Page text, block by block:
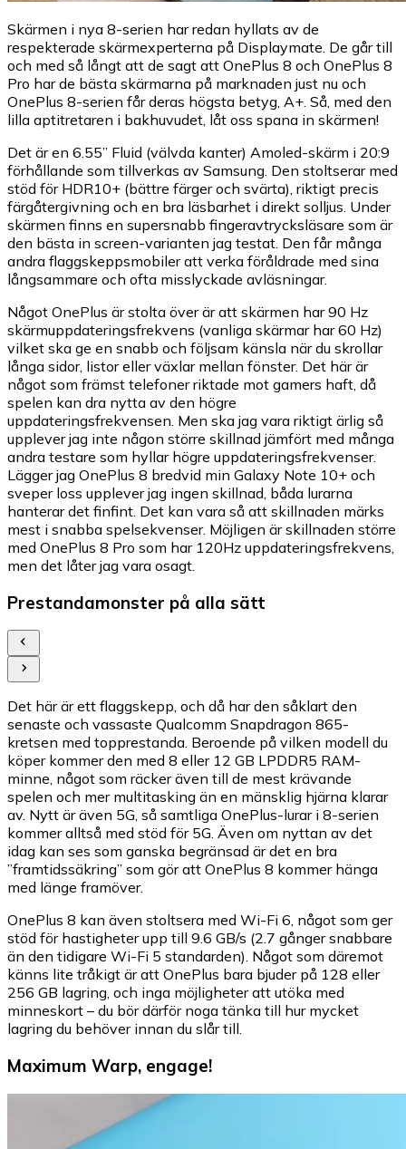
Skärmen i nya 8-serien har redan hyllats av de
respekterade skärmexperterna på Displaymate. De går till
och med så långt att de sagt att OnePlus 8 och OnePlus 8
Pro har de bästa skärmarna på marknaden just nu och
OnePlus 8-serien får deras högsta betyg, A+. Så, med den
lilla aptitretaren i bakhuvudet, låt oss spana in skärmen!
Det är en 6.55” Fluid (välvda kanter) Amoled-skärm i 20:9
förhållande som tillverkas av Samsung. Den stoltserar med
stöd för HDR10+ (bättre färger och svärta), riktigt precis
färgåtergivning och en bra läsbarhet i direkt solljus. Under
skärmen finns en supersnabb fingeravtrycksläsare som är
den bästa in screen-varianten jag testat. Den får många
andra flaggskeppsmobiler att verka föråldrade med sina
långsammare och ofta misslyckade avläsningar.
Något OnePlus är stolta över är att skärmen har 90 Hz
skärmuppdateringsfrekvens (vanliga skärmar har 60 Hz)
vilket ska ge en snabb och följsam känsla när du skrollar
långa sidor, listor eller växlar mellan fönster. Det här är
något som främst telefoner riktade mot gamers haft, då
spelen kan dra nytta av den högre
uppdateringsfrekvensen. Men ska jag vara riktigt ärlig så
upplever jag inte någon större skillnad jämfört med många
andra testare som hyllar högre uppdateringsfrekvenser.
Lägger jag OnePlus 8 bredvid min Galaxy Note 10+ och
sveper loss upplever jag ingen skillnad, båda lurarna
hanterar det finfint. Det kan vara så att skillnaden märks
mest i snabba spelsekvenser. Möjligen är skillnaden större
med OnePlus 8 Pro som har 120Hz uppdateringsfrekvens,
men det låter jag vara osagt.
Prestandamonster på alla sätt
Det här är ett flaggskepp, och då har den såklart den
senaste och vassaste Qualcomm Snapdragon 865-
kretsen med topprestanda. Beroende på vilken modell du
köper kommer den med 8 eller 12 GB LPDDR5 RAM-
minne, något som räcker även till de mest krävande
spelen och mer multitasking än en mänsklig hjärna klarar
av. Nytt är även 5G, så samtliga OnePlus-lurar i 8-serien
kommer alltså med stöd för 5G. Även om nyttan av det
idag kan ses som ganska begränsad är det en bra
”framtidssäkring” som gör att OnePlus 8 kommer hänga
med länge framöver.
OnePlus 8 kan även stoltsera med Wi-Fi 6, något som ger
stöd för hastigheter upp till 9.6 GB/s (2.7 gånger snabbare
än den tidigare Wi-Fi 5 standarden). Något som däremot
känns lite tråkigt är att OnePlus bara bjuder på 128 eller
256 GB lagring, och inga möjligheter att utöka med
minneskort – du bör därför noga tänka till hur mycket
lagring du behöver innan du slår till.
Maximum Warp, engage!